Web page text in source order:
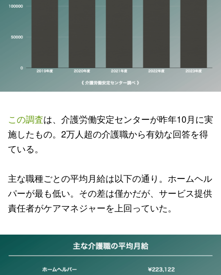
この調査は、介護労働安定センターが昨年10月に実
施したもの。2万人超の介護職から有効な回答を得
ている。
主な職種ごとの平均月給は以下の通り。ホームヘル
パーが最も低い。その差は僅かだが、サービス提供
責任者がケアマネジャーを上回っていた。